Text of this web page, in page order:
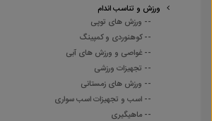
ورزش و تناسب اندام
-- ورزش های توپی
-- کوهنوردی و کمپینگ
-- غواصی و ورزش های آبی
-- تجهیزات ورزشی
-- ورزش های زمستانی
-- اسب و تجهیزات اسب سواری
-- ماهیگیری